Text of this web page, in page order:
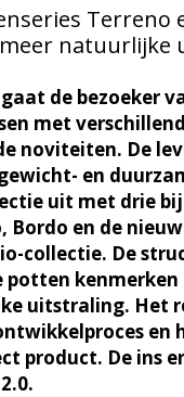
Terreno
natuurlijke
gaat de bezoeker
met
noviteiten. De
en
uit met drie
Bordo en de
collectie. De
potten
uitstraling. Het
en
product. De ins